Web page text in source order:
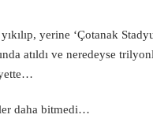
yıkılıp, yerine ‘Çotanak
atıldı ve neredeyse
daha bitmedi…